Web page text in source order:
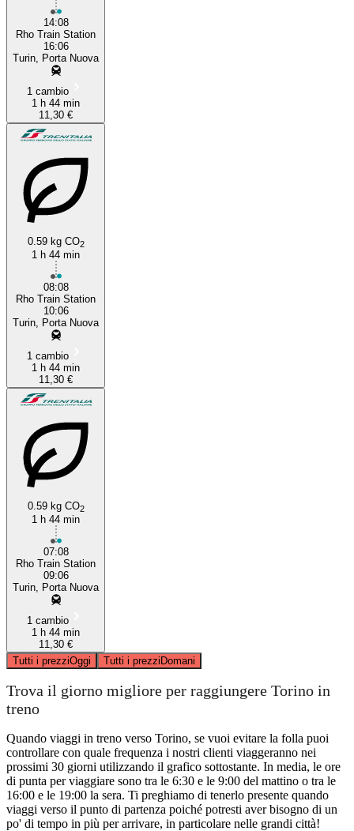
14:08
Rho Train Station
16:06
Turin, Porta Nuova
1 cambio
1 h 44 min
11,30 €
0.59 kg CO2
1 h 44 min
08:08
Rho Train Station
10:06
Turin, Porta Nuova
1 cambio
1 h 44 min
11,30 €
0.59 kg CO2
1 h 44 min
07:08
Rho Train Station
09:06
Turin, Porta Nuova
1 cambio
1 h 44 min
11,30 €
Tutti i prezziOggi Tutti i prezziDomani
Trova il giorno migliore per raggiungere Torino in
treno
Quando viaggi in treno verso Torino, se vuoi evitare la folla puoi
controllare con quale frequenza i nostri clienti viaggeranno nei
prossimi 30 giorni utilizzando il grafico sottostante. In media, le ore
di punta per viaggiare sono tra le 6:30 e le 9:00 del mattino o tra le
16:00 e le 19:00 la sera. Ti preghiamo di tenerlo presente quando
viaggi verso il punto di partenza poiché potresti aver bisogno di un
po' di tempo in più per arrivare, in particolare nelle grandi città!